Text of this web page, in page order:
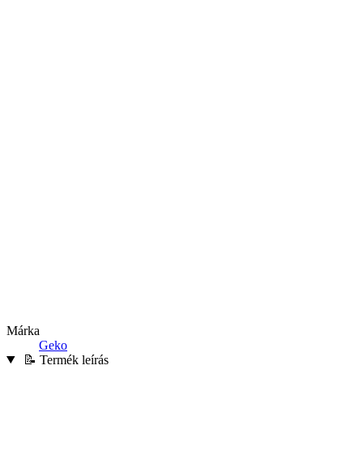
Márka
Geko
📝 Termék leírás